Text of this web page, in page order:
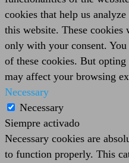
cookies that help us
this website. These
only with your consent.
of these cookies. But
may affect your browsing
Necessary
Necessary
Siempre activado
Necessary cookies are
to function properly. This